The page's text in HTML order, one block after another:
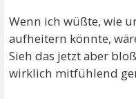
Wenn ich wüßte, wie
aufheitern könnte,
Sieh das jetzt aber
wirklich mitfühlend